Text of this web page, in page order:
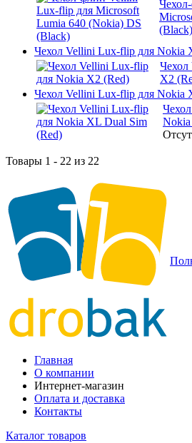
(Black)
Чехол Vellini Lux-flip для Nokia
X2
Чехол Vellini Lux-flip для Nokia
Товары 1 - 22 из 22
Главная
О компании
Интернет-магазин
Оплата и доставка
Контакты
Каталог товаров